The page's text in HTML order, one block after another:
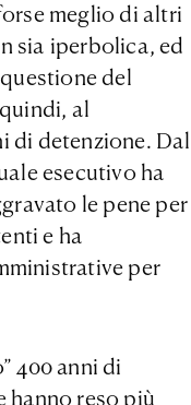
meglio di altri
sia iperbolica, ed
del
al
di detenzione. Dal
esecutivo ha
le pene per
e ha
per
400 anni di
hanno reso più